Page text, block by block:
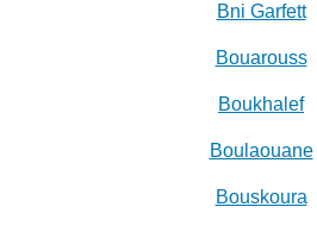
Bni Garfett
Bouarouss
Boukhalef
Boulaouane
Bouskoura